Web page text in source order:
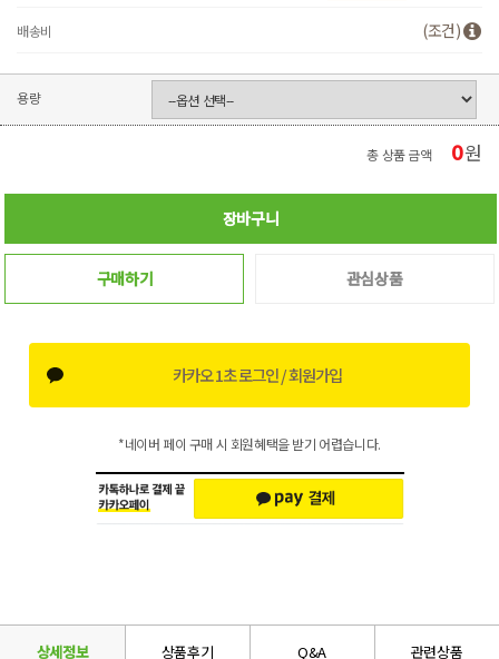
배송비 (조건)
용량
총 상품 금액 0원
장바구니
구매하기 관심상품
카카오 1초 로그인 / 회원가입
*네이버 페이 구매 시 회원혜택을 받기 어렵습니다.
상세정보 상품후기 Q&A 관련상품